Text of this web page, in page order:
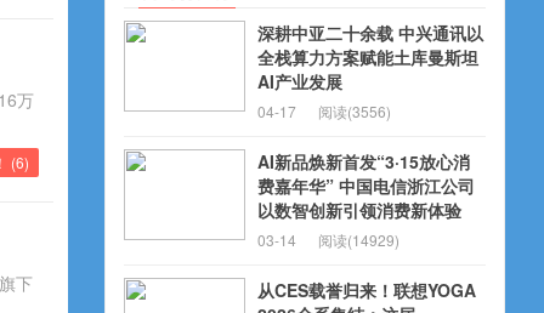
万
(6)
下
深耕中亚二十余载 中兴通讯以
全栈算力方案赋能土库曼斯坦
AI产业发展
04-17 阅读(3556)
AI新品焕新首发“3·15放心消
费嘉年华” 中国电信浙江公司
以数智创新引领消费新体验
03-14 阅读(14929)
从CES载誉归来！联想YOGA